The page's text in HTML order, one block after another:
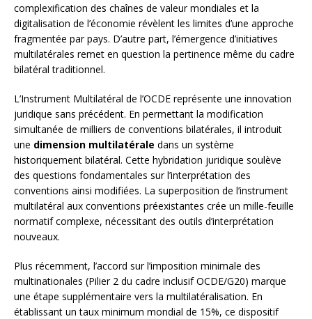
complexification des chaînes de valeur mondiales et la
digitalisation de l’économie révèlent les limites d’une approche
fragmentée par pays. D’autre part, l’émergence d’initiatives
multilatérales remet en question la pertinence même du cadre
bilatéral traditionnel.
L’Instrument Multilatéral de l’OCDE représente une innovation
juridique sans précédent. En permettant la modification
simultanée de milliers de conventions bilatérales, il introduit
une dimension multilatérale dans un système
historiquement bilatéral. Cette hybridation juridique soulève
des questions fondamentales sur l’interprétation des
conventions ainsi modifiées. La superposition de l’instrument
multilatéral aux conventions préexistantes crée un mille-feuille
normatif complexe, nécessitant des outils d’interprétation
nouveaux.
Plus récemment, l’accord sur l’imposition minimale des
multinationales (Pilier 2 du cadre inclusif OCDE/G20) marque
une étape supplémentaire vers la multilatéralisation. En
établissant un taux minimum mondial de 15%, ce dispositif